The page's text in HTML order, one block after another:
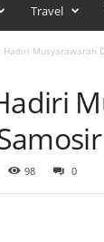
Travel
Hadiri Musyarawarah
98 0